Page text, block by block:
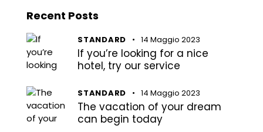
Recent Posts
STANDARD 14 Maggio 2023
If you’re looking for a nice
hotel, try our service
STANDARD 14 Maggio 2023
The vacation of your dream
can begin today